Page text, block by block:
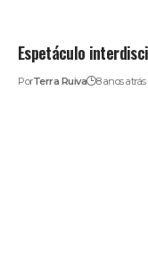
Espetáculo
PorTerra Ruiva 8 anos atrás